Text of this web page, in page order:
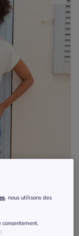
, nous utilisons des